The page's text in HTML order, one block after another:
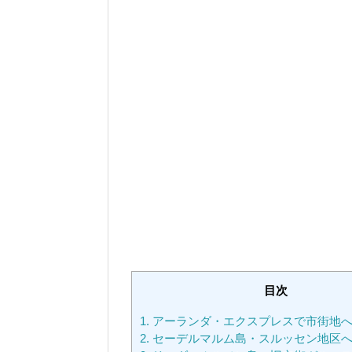
目次
1. アーランダ・エクスプレスで市街地へ
2. セーデルマルム島・スルッセン地区へ